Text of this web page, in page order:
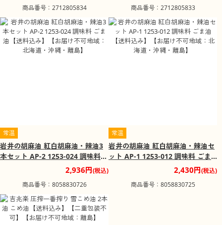
商品番号：2712805834
商品番号：2712805833
常温
岩井の胡麻油 紅白胡麻油・辣油3
本セット AP-2 1253-024 調味料
ごま油【送料込み】【お届け不可
地域：北海道・沖縄・離島】
2,936円(税込)
商品番号：8058830726
常温
岩井の胡麻油 紅白胡麻油・辣油セ
ット AP-1 1253-012 調味料 ごま
油【送料込み】【お届け不可地
域：北海道・沖縄・離島】
2,430円(税込)
商品番号：8058830725